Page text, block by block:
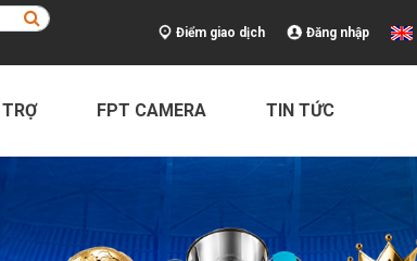
Điểm giao dịch Đăng nhập
TRỢ FPT CAMERA TIN TỨC